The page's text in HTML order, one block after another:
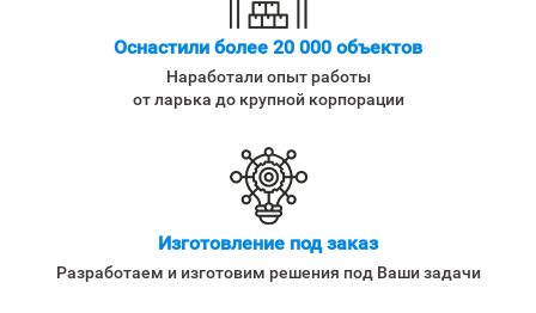
Оснастили более 20 000 объектов
Наработали опыт работы
от ларька до крупной корпорации
Изготовление под заказ
Разработаем и изготовим решения под Ваши задачи